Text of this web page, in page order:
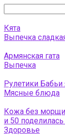
Кята
Выпечка
Армянская гата
Выпечка
Рулетики
Мясные блюда
Кожа без
и 50
Здоровье